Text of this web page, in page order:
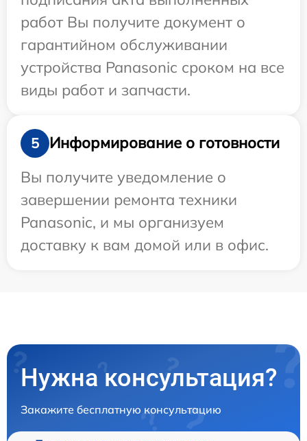
работ Вы получите документ о
гарантийном обслуживании
устройства Panasonic сроком на все
виды работ и запчасти.
5
Информирование о готовности
Вы получите уведомление о
завершении ремонта техники
Panasonic, и мы организуем
доставку к вам домой или в офис.
Нужна консультация?
Закажите бесплатную консультацию